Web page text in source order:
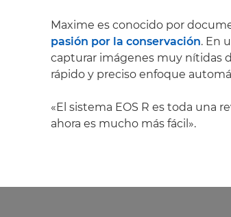
Maxime es conocido por
pasión por la conservación. En
capturar imágenes muy nítidas
rápido y preciso enfoque
«El sistema EOS R es toda una
ahora es mucho más fácil».